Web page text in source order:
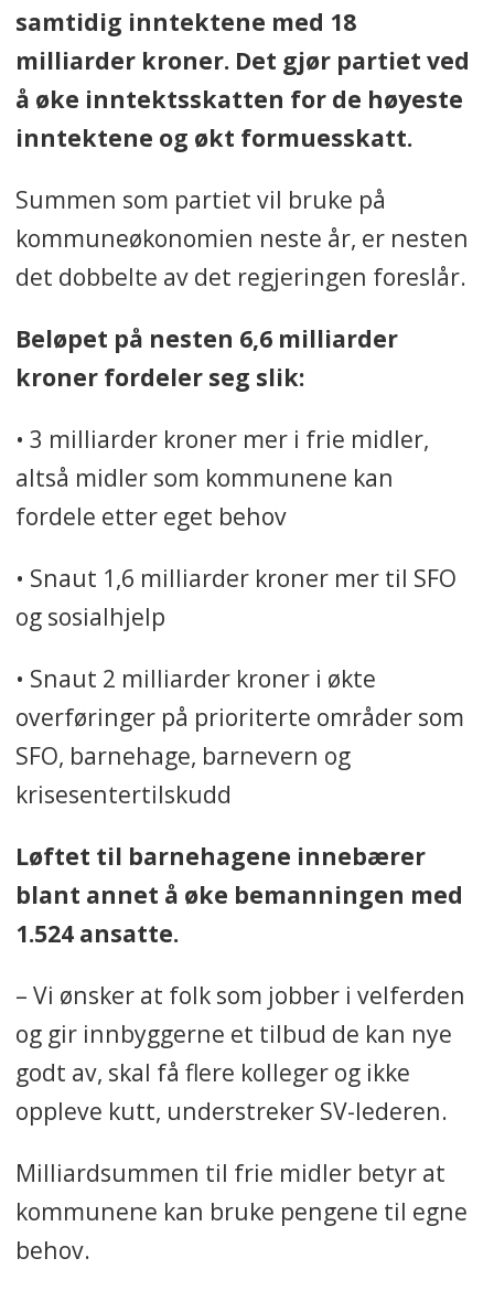
samtidig inntektene med 18
milliarder kroner. Det gjør partiet ved
å øke inntektsskatten for de høyeste
inntektene og økt formuesskatt.
Summen som partiet vil bruke på
kommuneøkonomien neste år, er nesten
det dobbelte av det regjeringen foreslår.
Beløpet på nesten 6,6 milliarder
kroner fordeler seg slik:
• 3 milliarder kroner mer i frie midler,
altså midler som kommunene kan
fordele etter eget behov
• Snaut 1,6 milliarder kroner mer til SFO
og sosialhjelp
• Snaut 2 milliarder kroner i økte
overføringer på prioriterte områder som
SFO, barnehage, barnevern og
krisesentertilskudd
Løftet til barnehagene innebærer
blant annet å øke bemanningen med
1.524 ansatte.
– Vi ønsker at folk som jobber i velferden
og gir innbyggerne et tilbud de kan nye
godt av, skal få flere kolleger og ikke
oppleve kutt, understreker SV-lederen.
Milliardsummen til frie midler betyr at
kommunene kan bruke pengene til egne
behov.